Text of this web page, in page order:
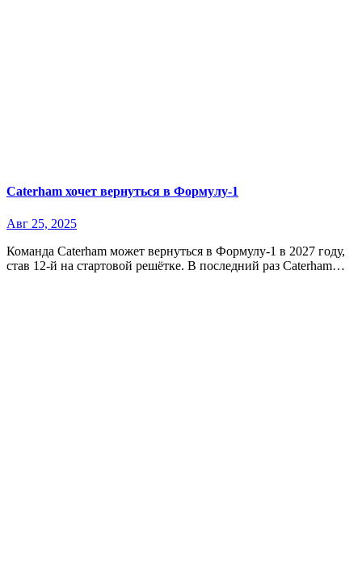
Caterham хочет вернуться в Формулу-1
Авг 25, 2025
Команда Caterham может вернуться в Формулу-1 в 2027 году,
став 12-й на стартовой решётке. В последний раз Caterham…